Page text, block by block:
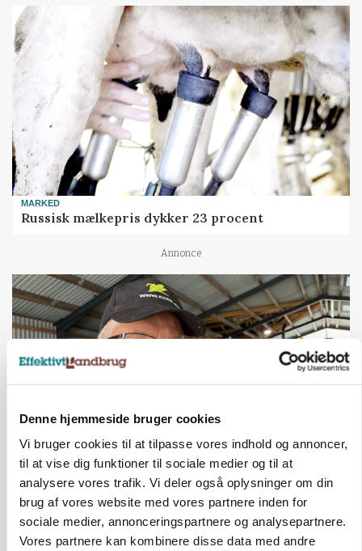
Denne hjemmeside bruger cookies
Vi bruger cookies til at tilpasse vores indhold og annoncer,
til at vise dig funktioner til sociale medier og til at
analysere vores trafik. Vi deler også oplysninger om din
brug af vores website med vores partnere inden for
sociale medier, annonceringspartnere og analysepartnere.
Vores partnere kan kombinere disse data med andre
MARKED
Russisk mælkepris dykker 23 procent
Annonce
»Nu stopper I«: Landbrugsdebattør og
protestgruppe vil demonstrere mod ny
gødskningslov